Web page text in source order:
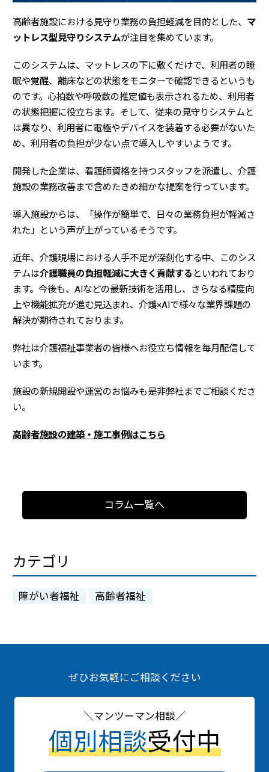
高齢者施設における見守り業務の負担軽減を目的とした、 マ
ットレス型見守りシステムが注目を集めています。
このシステムは、マットレスの下に敷くだけで、利用者の睡
眠や覚醒、離床などの状態をモニターで確認できるというも
のです。心拍数や呼吸数の推定値も表示されるため、利用者
の状態把握に役立ちます。そして、従来の見守りシステムと
は異なり、利用者に電極やデバイスを装着する必要がないた
め、利用者の負担が少ない点で導入しやすいようです。
開発した企業は、看護師資格を持つスタッフを派遣し、介護
施設の業務改善まで含めたきめ細かな提案を行っています。
導入施設からは、「操作が簡単で、日々の業務負担が軽減さ
れた」という声が上がっているそうです。
近年、介護現場における人手不足が深刻化する中、このシス
テムは介護職員の負担軽減に大きく貢献する といわれており
ます。今後も、AIなどの最新技術を活用し、さらなる精度向
上や機能拡充が進む見込まれ、介護×AIで様々な業界課題の
解決が期待されております。
弊社は介護福祉事業者の皆様へお役立ち情報を毎月配信して
います。
施設の新規開設や運営のお悩みも是非弊社までご相談くださ
い。
高齢者施設の建築・施工事例はこちら
コラム一覧へ
カテゴリ
障がい者福祉 高齢者福祉
ぜひお気軽にご相談ください
マンツーマン相談
個別相談受付中